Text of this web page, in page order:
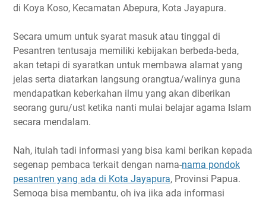
di Koya Koso, Kecamatan Abepura, Kota Jayapura.
Secara umum untuk syarat masuk atau tinggal di
Pesantren tentusaja memiliki kebijakan berbeda-beda,
akan tetapi di syaratkan untuk membawa alamat yang
jelas serta diatarkan langsung orangtua/walinya guna
mendapatkan keberkahan ilmu yang akan diberikan
seorang guru/ust ketika nanti mulai belajar agama Islam
secara mendalam.
Nah, itulah tadi informasi yang bisa kami berikan kepada
segenap pembaca terkait dengan nama-nama pondok
pesantren yang ada di Kota Jayapura, Provinsi Papua.
Semoga bisa membantu, oh iya jika ada informasi